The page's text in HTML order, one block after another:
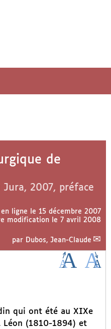
de
Jura, 2007, préface
ligne le 15 décembre 2007
modification le 7 avril 2008
par Dubos, Jean-Claude
qui ont été au XIXe
Léon (1810-1894) et